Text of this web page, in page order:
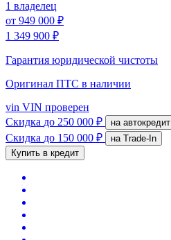
1 владелец
от 949 000 ₽
1 349 900 ₽
Гарантия юридической чистоты
Оригинал ПТС в наличии
vin VIN проверен
Скидка до 250 000 ₽ на автокредит
Скидка до 150 000 ₽
на Trade-In
Купить в кредит